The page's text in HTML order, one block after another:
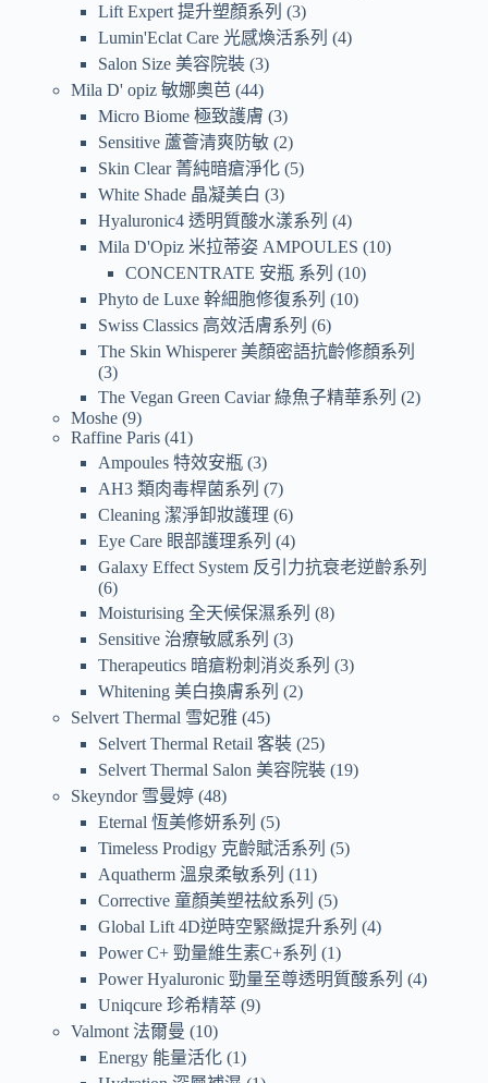
Lift Expert 提升塑顏系列
3
Lumin'Eclat Care 光感煥活系列
4
Salon Size 美容院裝 3
Mila D' opiz 敏娜奧芭 44
Micro Biome 極致護膚 3
Sensitive 蘆薈清爽防敏 2
Skin Clear 菁純暗瘡淨化 5
White Shade 晶凝美白
3
Hyaluronic4 透明質酸水漾系列
4
Mila D'Opiz 米拉蒂姿 AMPOULES
10
CONCENTRATE 安瓶 系列
10
Phyto de Luxe 幹細胞修復系列
10
Swiss Classics 高效活膚系列
6
The Skin Whisperer 美顏密語抗齡修顏系列
3
The Vegan Green Caviar 綠魚子精華系列
2
Moshe 9
Raffine Paris 41
Ampoules 特效安瓶 3
AH3 類肉毒桿菌系列
7
Cleaning 潔淨卸妝護理 6
Eye Care 眼部護理系列
4
Galaxy Effect System 反引力抗衰老逆齡系列
6
Moisturising 全天候保濕系列
8
Sensitive 治療敏感系列
3
Therapeutics 暗瘡粉刺消炎系列
3
Whitening 美白換膚系列
2
Selvert Thermal 雪妃雅 45
Selvert Thermal Retail 客裝 25
Selvert Thermal Salon 美容院裝 19
Skeyndor 雪曼婷 48
Eternal 恆美修妍系列
5
Timeless Prodigy 克齡賦活系列
5
Aquatherm 溫泉柔敏系列
11
Corrective 童顏美塑祛紋系列
5
Global Lift 4D逆時空緊緻提升系列
4
Power C+ 勁量維生素C+系列
1
Power Hyaluronic 勁量至尊透明質酸系列
4
Uniqcure 珍希精萃 9
Valmont 法爾曼
10
Energy 能量活化 1